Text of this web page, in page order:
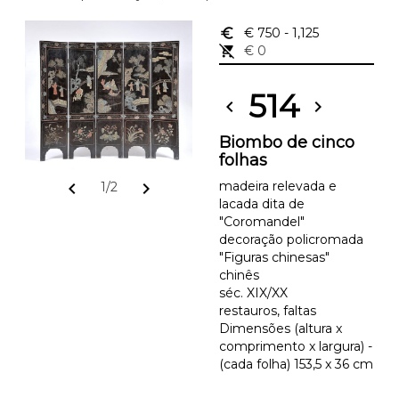
chevron_left 1/2 chevron_right
euro_symbol € 750 - 1,125
remove_shopping_cart
€ 0
chevron_left 514 chevron_right
Biombo de cinco
folhas
madeira relevada e
lacada dita de
"Coromandel"
decoração policromada
"Figuras chinesas"
chinês
séc. XIX/XX
restauros, faltas
Dimensões (altura x
comprimento x largura) -
(cada folha) 153,5 x 36 cm